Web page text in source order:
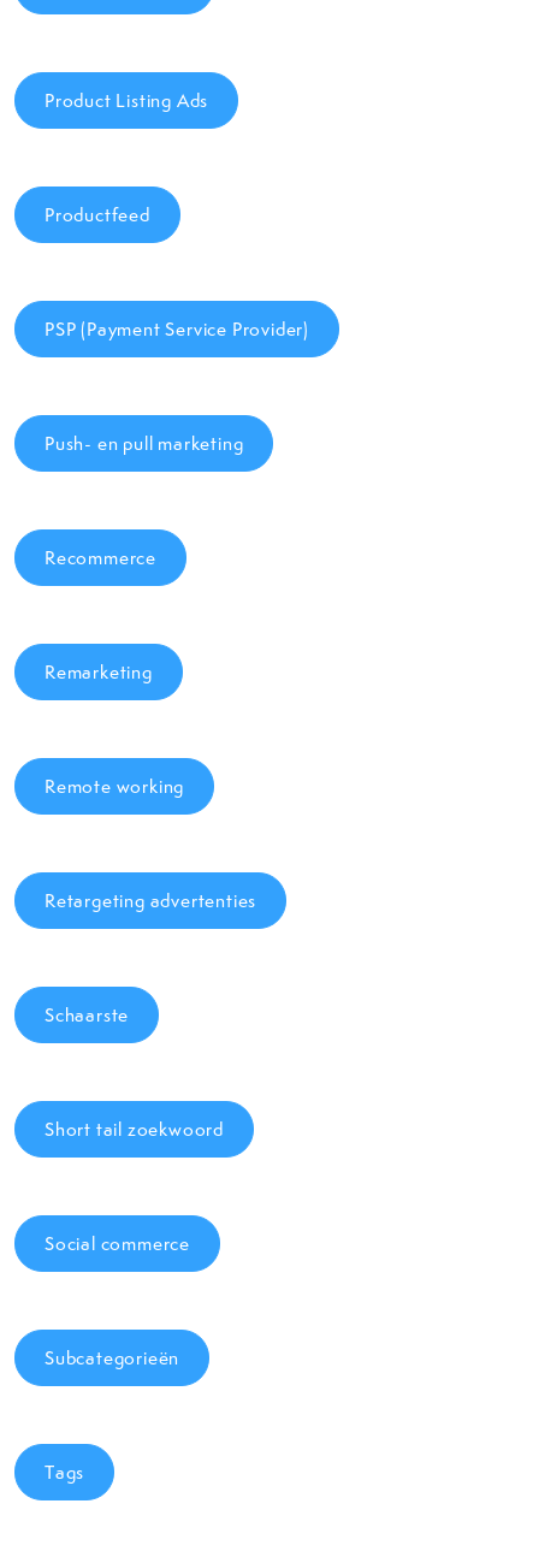
Product Listing Ads
Productfeed
PSP (Payment Service Provider)
Push- en pull marketing
Recommerce
Remarketing
Remote working
Retargeting advertenties
Schaarste
Short tail zoekwoord
Social commerce
Subcategorieën
Tags